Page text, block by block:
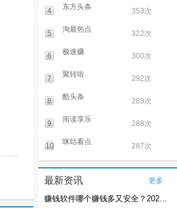
4 东方头条 353次
5 淘最热点 322次
6 极速赚 300次
7 聚转啦 292次
8 酷头条 289次
9 阅读享乐 288次
10 咪咕看点 287次
最新资讯 更多
赚钱软件哪个赚钱多又安全？2021精选赚钱软件